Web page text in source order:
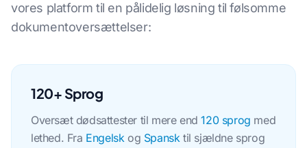
vores platform til en pålidelig løsning til følsomme
dokumentoversættelser:
120+ Sprog
Oversæt dødsattester til mere end120 sprog med
lethed. Fra Engelskog Spansktil sjældne sprog